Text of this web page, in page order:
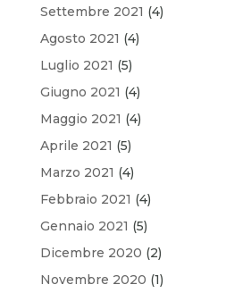
Settembre 2021 (4)
Agosto 2021 (4)
Luglio 2021 (5)
Giugno 2021 (4)
Maggio 2021 (4)
Aprile 2021 (5)
Marzo 2021 (4)
Febbraio 2021 (4)
Gennaio 2021 (5)
Dicembre 2020 (2)
Novembre 2020 (1)